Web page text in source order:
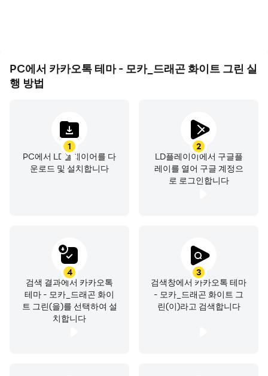
PC에서 카카오톡 테마 - 모카_드래곤 화이트 그린 실
행 방법
1
PC에서 LD플레이어를 다
운로드 및 설치합니다
2
LD플레이이에서 구글플
레이를 열어 구글 계정으
로 로그인합니다
3
검색창에서 카카오톡 테마
- 모카_드래곤 화이트 그
린(이)라고 검색합니다
4
검색 결과에서 카카오톡
테마 - 모카_드래곤 화이
트 그린(을)를 선택하여 설
치합니다